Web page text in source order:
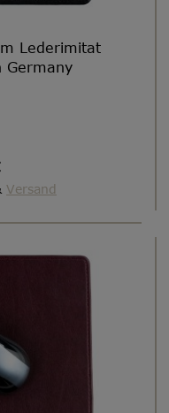
Lederimitat
Germany
Versand